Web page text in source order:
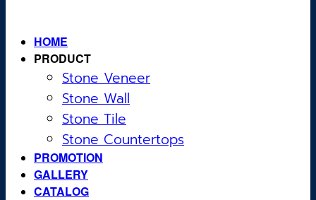
HOME
PRODUCT
Stone Veneer
Stone Wall
Stone Tile
Stone Countertops
PROMOTION
GALLERY
CATALOG